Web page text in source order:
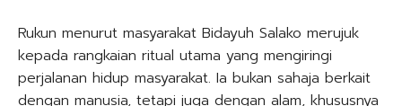
Rukun menurut masyarakat Bidayuh Salako merujuk
kepada rangkaian ritual utama yang mengiringi
perjalanan hidup masyarakat. Ia bukan sahaja berkait
dengan manusia, tetapi juga dengan alam, khususnya